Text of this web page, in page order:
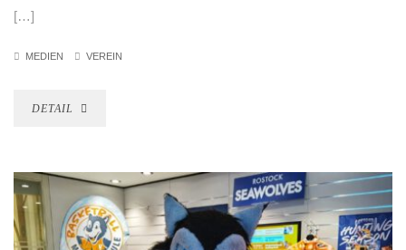
[…]
MEDIEN VEREIN
DETAIL